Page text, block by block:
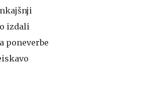
izdali
poneverbe